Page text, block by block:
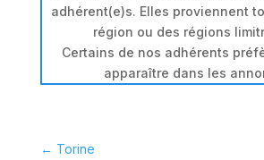
adhérent(e)s. Elles proviennent
région ou des régions
Certains de nos adhérents
apparaître dans les
← Torine